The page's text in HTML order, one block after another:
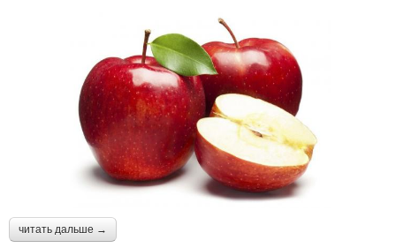
читать дальше →